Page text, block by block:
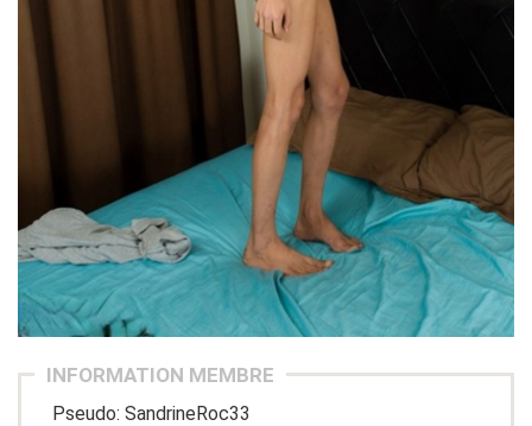
INFORMATION MEMBRE
Pseudo: SandrineRoc33